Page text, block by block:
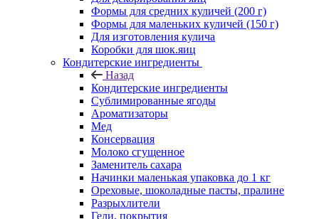
Формы для средних куличей (200 г)
Формы для маленьких куличей (150 г)
Для изготовления кулича
Коробки для шок.яиц
Кондитерские ингредиенты
Назад
Кондитерские ингредиенты
Сублимированные ягоды
Ароматизаторы
Мед
Консервация
Молоко сгущенное
Заменитель сахара
Начинки маленькая упаковка до 1 кг
Ореховые, шоколадные пасты, пралине
Разрыхлители
Гели, покрытия